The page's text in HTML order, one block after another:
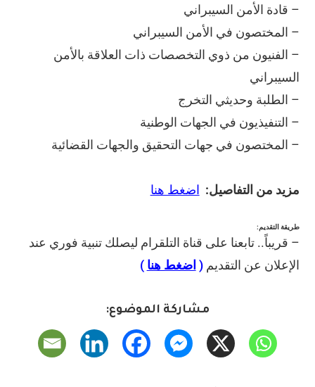
– قادة الأمن السيبراني
– المختصون في الأمن السيبراني
– الفنيون من ذوي التخصصات ذات العلاقة بالأمن
السيبراني
– الطلبة وحديثي التخرج
– التنفيذيون في الجهات الوطنية
– المختصون في جهات التحقيق والجهات القضائية
مزيد من التفاصيل: اضغط هنا
طريقة التقديم:
– قريباً.. تابعنا على قناة التلقرام ليصلك تنبية فوري عند
الإعلان عن التقديم ( اضغط هنا )
مشاركة الموضوع: